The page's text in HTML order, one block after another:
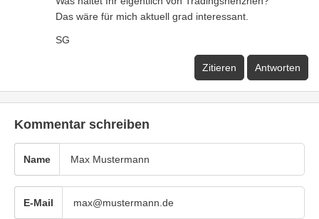
Das wäre für mich aktuell grad interessant.
SG
Zitieren Antworten
Kommentar schreiben
Name
E-Mail